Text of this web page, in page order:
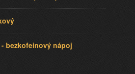
bezkofeinový nápoj